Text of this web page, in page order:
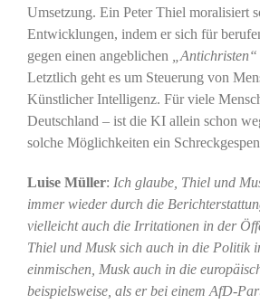
Umsetzung. Ein Peter Thiel moralisiert
Entwicklungen, indem er sich für
gegen einen angeblichen
„Antichristen“
Letztlich geht es um Steuerung von
Künstlicher Intelligenz. Für viele
Deutschland – ist die KI allein schon
solche Möglichkeiten ein
Luise Müller: Ich glaube, Thiel und
immer wieder durch die
vielleicht auch die Irritationen in der
Thiel und Musk sich auch in die Politik
einmischen, Musk auch in die
beispielsweise, als er bei einem AfD-